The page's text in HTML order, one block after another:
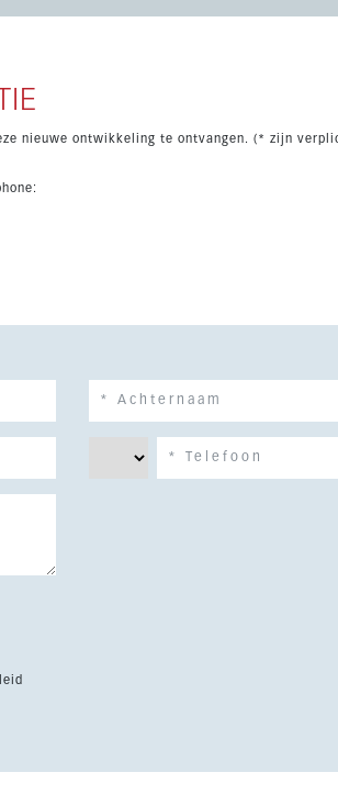
nieuwe ontwikkeling te ontvangen. (* zijn